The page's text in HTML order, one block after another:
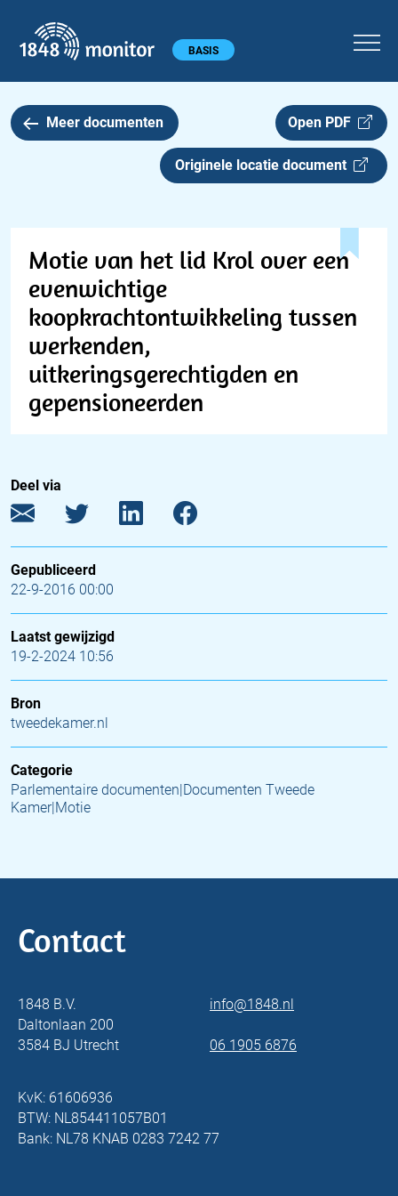
Hoofdmenu BASIS
Meer documenten Open PDF
Originele locatie document
Motie van het lid Krol over een
evenwichtige
koopkrachtontwikkeling tussen
werkenden,
uitkeringsgerechtigden en
gepensioneerden
Deel via
Gepubliceerd
22-9-2016 00:00
Laatst gewijzigd
19-2-2024 10:56
Bron
tweedekamer.nl
Categorie
Parlementaire documenten|Documenten Tweede
Kamer|Motie
Contact
1848 B.V.
Daltonlaan 200
3584 BJ Utrecht
info@1848.nl
06 1905 6876
KvK: 61606936
BTW: NL854411057B01
Bank: NL78 KNAB 0283 7242 77